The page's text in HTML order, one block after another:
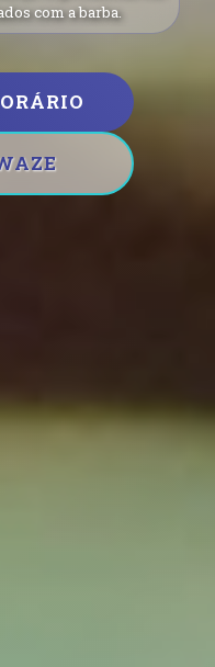
com a barba.